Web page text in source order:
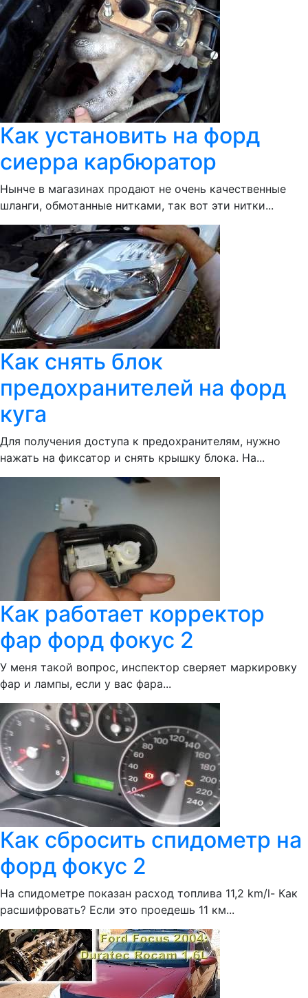
Как установить на форд
сиерра карбюратор
Нынче в магазинах продают не очень качественные
шланги, обмотанные нитками, так вот эти нитки...
Как снять блок
предохранителей на форд
куга
Для получения доступа к предохранителям, нужно
нажать на фиксатор и снять крышку блока. На...
Как работает корректор
фар форд фокус 2
У меня такой вопрос, инспектор сверяет маркировку
фар и лампы, если у вас фара...
Как сбросить спидометр на
форд фокус 2
На спидометре показан расход топлива 11,2 km/l- Как
расшифровать? Если это проедешь 11 км...